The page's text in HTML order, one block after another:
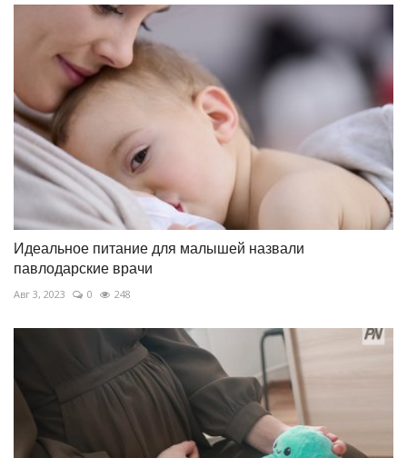
Идеальное питание для малышей назвали
павлодарские врачи
Авг 3, 2023 0 248